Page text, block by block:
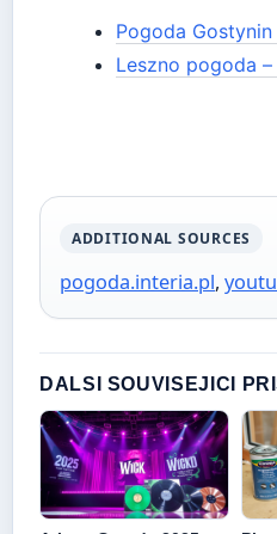
Pogoda
Leszno pogoda
ADDITIONAL SOURCES
pogoda.interia.pl,
DALSI SOUVISEJICI